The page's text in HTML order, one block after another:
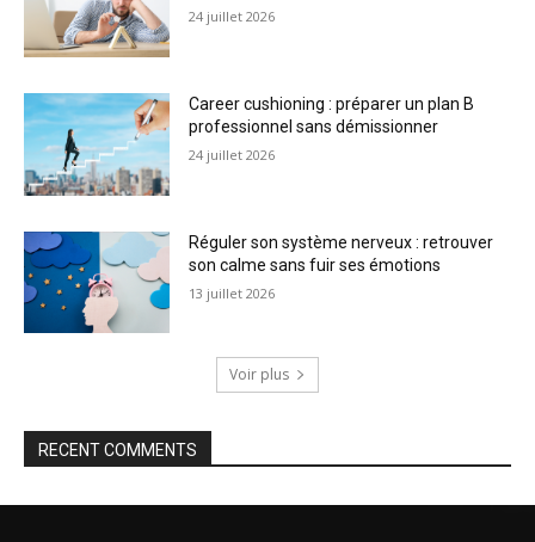
24 juillet 2026
Career cushioning : préparer un plan B
professionnel sans démissionner
24 juillet 2026
Réguler son système nerveux : retrouver
son calme sans fuir ses émotions
13 juillet 2026
Voir plus
RECENT COMMENTS